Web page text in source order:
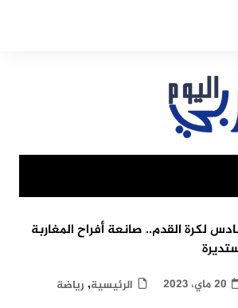
لكرة القدم.. صانعة أفراح المغاربة
20 ماي، 2023 الرئيسية, رياضة